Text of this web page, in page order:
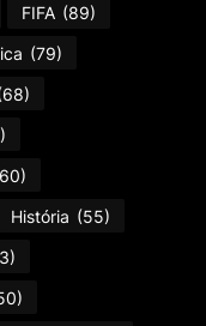
FIFA (89)
(79)
História (55)